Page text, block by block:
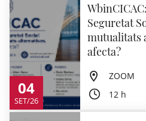
04
SET/26
Seguretat
mutualitats
afecta?
ZOOM
12 h